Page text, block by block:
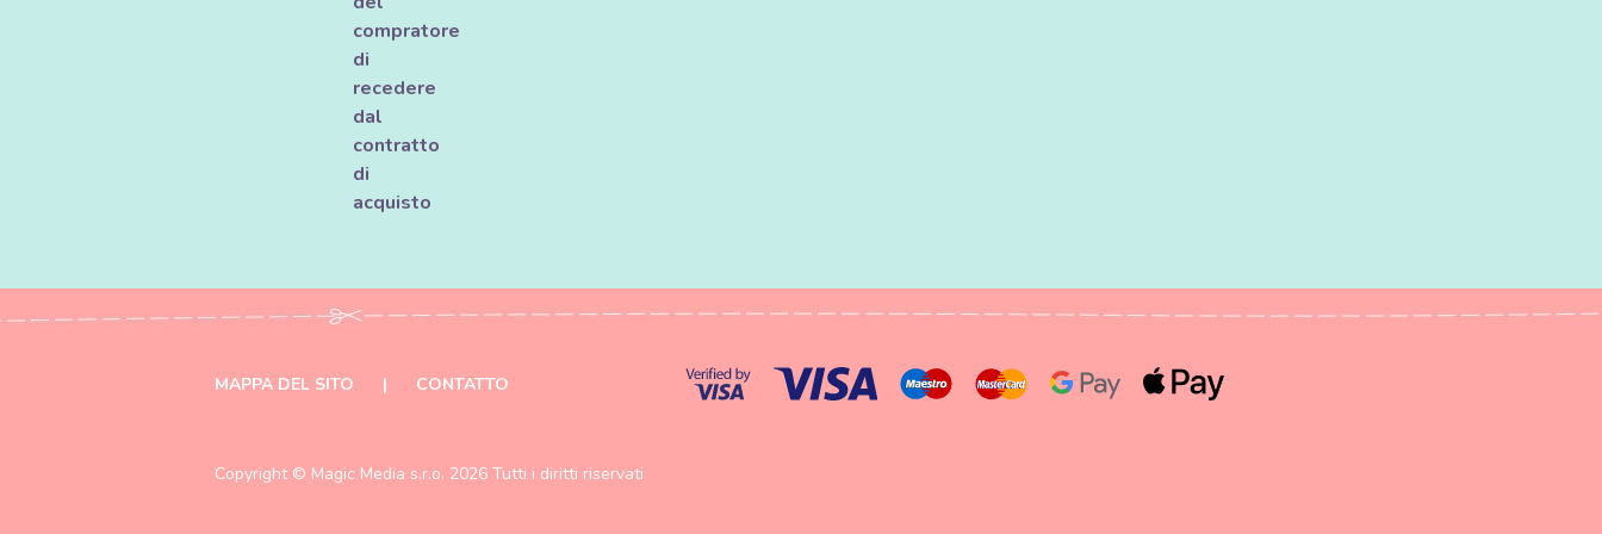
compratore
di
recedere
dal
contratto
di
acquisto
MAPPA DEL SITO | CONTATTO
Copyright © Magic Media s.r.o. 2026 Tutti i diritti riservati